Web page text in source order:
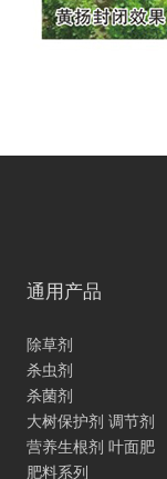
通用产品
除草剂
杀虫剂
杀菌剂
大树保护剂 调节剂
营养生根剂 叶面肥
肥料系列